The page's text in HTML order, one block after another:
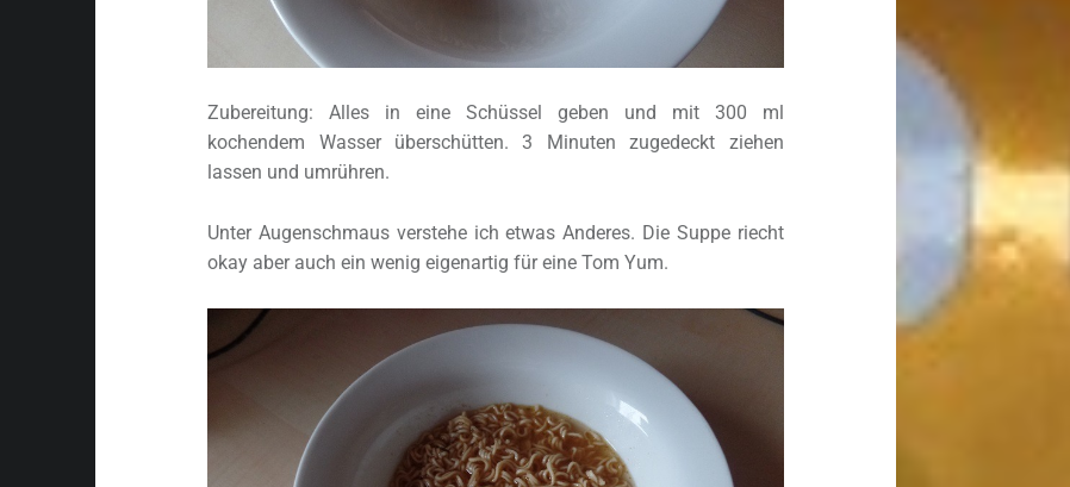
Zubereitung: Alles in eine Schüssel geben und mit 300 ml
kochendem Wasser überschütten. 3 Minuten zugedeckt ziehen
lassen und umrühren.
Unter Augenschmaus verstehe ich etwas Anderes. Die Suppe riecht
okay aber auch ein wenig eigenartig für eine Tom Yum.